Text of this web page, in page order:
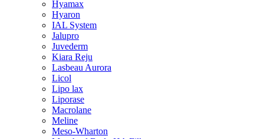
Hyamax
Hyaron
IAL System
Jalupro
Juvederm
Kiara Reju
Lasbeau Aurora
Licol
Lipo lax
Liporase
Macrolane
Meline
Meso-Wharton